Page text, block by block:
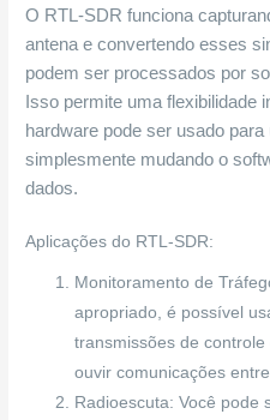
O RTL-SDR funciona
antena e convertendo esses
podem ser processados por
Isso permite uma flexibilidade
hardware pode ser usado
simplesmente mudando o
dados.
Aplicações do RTL-SDR:
Monitoramento de
apropriado, é possível
transmissões de
ouvir comunicações
Radioescuta: Você pode